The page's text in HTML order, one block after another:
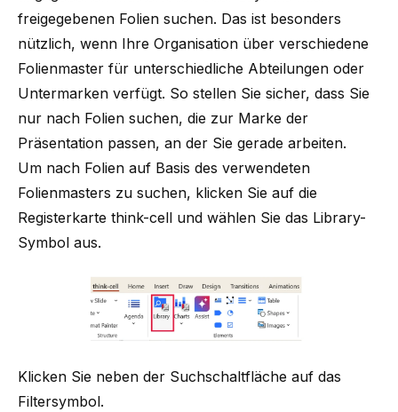
freigegebenen Folien suchen. Das ist besonders
nützlich, wenn Ihre Organisation über verschiedene
Folienmaster für unterschiedliche Abteilungen oder
Untermarken verfügt. So stellen Sie sicher, dass Sie
nur nach Folien suchen, die zur Marke der
Präsentation passen, an der Sie gerade arbeiten.
Um nach Folien auf Basis des verwendeten
Folienmasters zu suchen, klicken Sie auf die
Registerkarte think-cell und wählen Sie das Library-
Symbol aus.
Klicken Sie neben der Suchschaltfläche auf das
Filtersymbol.